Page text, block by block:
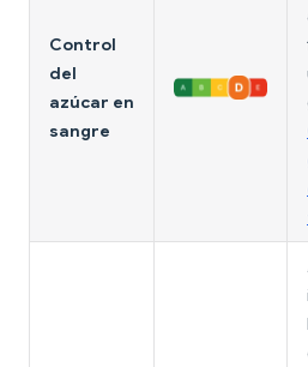
Control
del
azúcar en
sangre